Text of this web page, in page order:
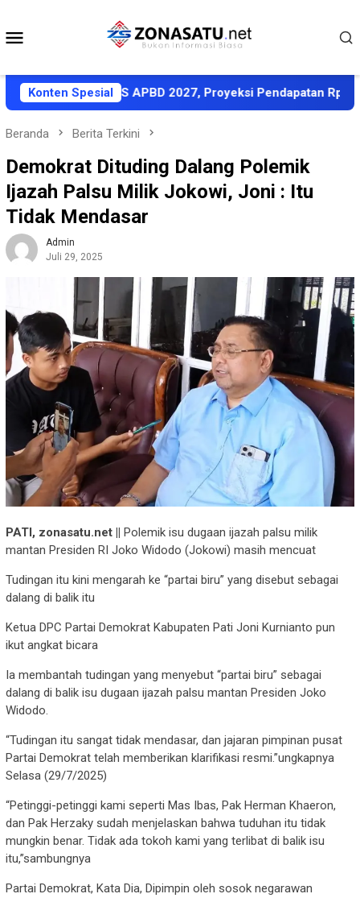
konten
Konten Spesial
KUA-PPAS APBD 2027, Proyeksi Pendapatan Rp1,8 Triliun
Beranda Berita Terkini
Demokrat Dituding Dalang Polemik
Ijazah Palsu Milik Jokowi, Joni : Itu
Tidak Mendasar
Admin
Juli 29, 2025
PATI, zonasatu.net ||
Polemik isu dugaan ijazah palsu milik
mantan Presiden RI Joko Widodo (Jokowi) masih mencuat
Tudingan itu kini mengarah ke “partai biru” yang disebut sebagai
dalang di balik itu
Ketua DPC Partai Demokrat Kabupaten Pati Joni Kurnianto pun
ikut angkat bicara
Ia membantah tudingan yang menyebut “partai biru” sebagai
dalang di balik isu dugaan ijazah palsu mantan Presiden Joko
Widodo.
“Tudingan itu sangat tidak mendasar, dan jajaran pimpinan pusat
Partai Demokrat telah memberikan klarifikasi resmi.”ungkapnya
Selasa (29/7/2025)
“Petinggi-petinggi kami seperti Mas Ibas, Pak Herman Khaeron,
dan Pak Herzaky sudah menjelaskan bahwa tuduhan itu tidak
mungkin benar. Tidak ada tokoh kami yang terlibat di balik isu
itu,”sambungnya
Partai Demokrat, Kata Dia, Dipimpin oleh sosok negarawan